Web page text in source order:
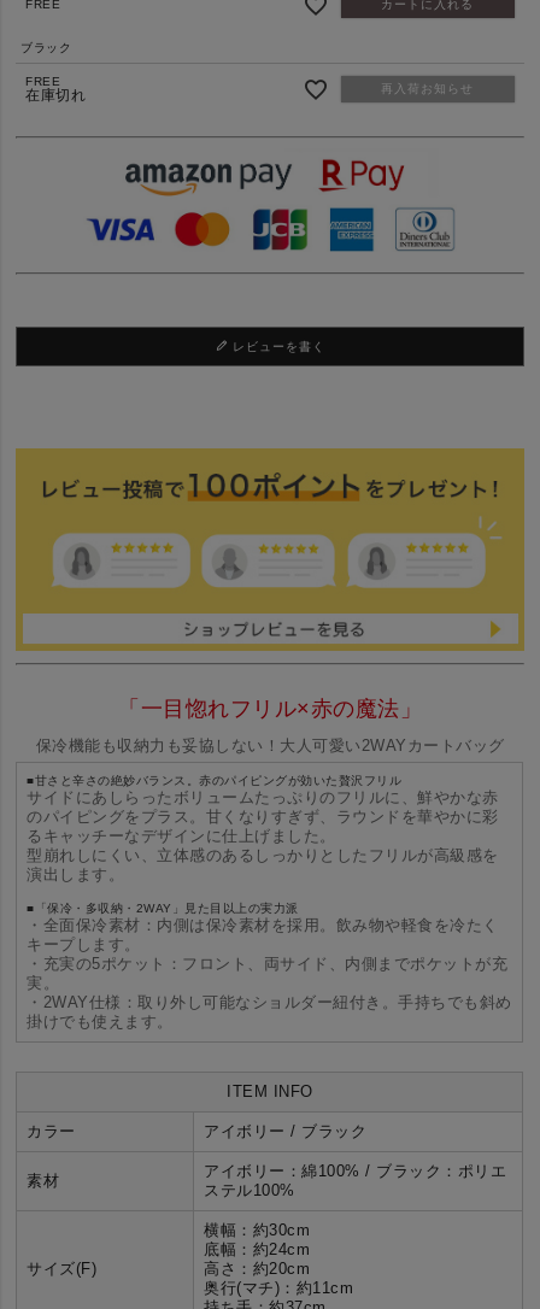
FREE カートに入れる
ブラック
FREE
在庫切れ 再入荷お知らせ
レビューを書く
「一目惚れフリル×赤の魔法」
保冷機能も収納力も妥協しない！大人可愛い2WAYカートバッグ
■甘さと辛さの絶妙バランス。赤のパイピングが効いた贅沢フリル
サイドにあしらったボリュームたっぷりのフリルに、鮮やかな赤
のパイピングをプラス。甘くなりすぎず、ラウンドを華やかに彩
るキャッチーなデザインに仕上げました。
型崩れしにくい、立体感のあるしっかりとしたフリルが高級感を
演出します。
■「保冷・多収納・2WAY」見た目以上の実力派
・ 全面保冷素材： 内側は保冷素材を採用。飲み物や軽食を冷たく
キープします。
・ 充実の5ポケット： フロント、両サイド、内側までポケットが充
実。
・ 2WAY仕様：取り外し可能なショルダー紐付き。手持ちでも斜め
掛けでも使えます。
ITEM INFO
カラー アイボリー / ブラック
素材
アイボリー：綿100% / ブラック：ポリエ
ステル100%
サイズ(F)
横幅：約30cm
底幅：約24cm
高さ：約20cm
奥行(マチ)：約11cm